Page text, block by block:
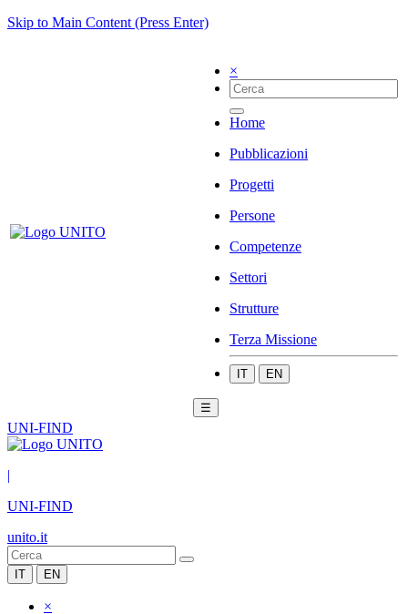
Skip to Main Content (Press Enter)
×
Home
Pubblicazioni
Progetti
Persone
Competenze
Settori
Strutture
Terza Missione
IT EN
☰
UNI-FIND
|
UNI-FIND
unito.it
IT EN
×